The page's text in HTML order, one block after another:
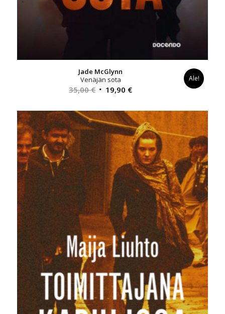
Jade McGlynn
Venäjän sota
35,00€ Alkuperäinen
oli:
35,00 €.
19,90 €Nykyinen
on:
19,90 €.
Ale!